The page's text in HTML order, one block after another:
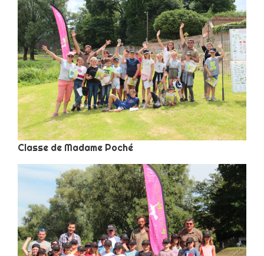
Classe de Madame Poché